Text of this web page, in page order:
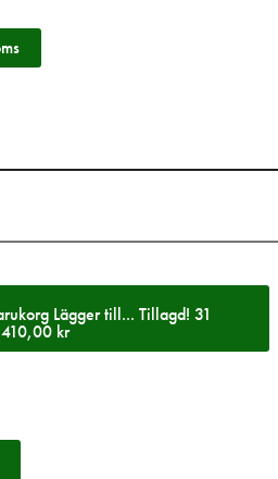
Lägger till... Tillagd! 31
410,00 kr